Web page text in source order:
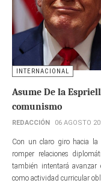
INTERNACIONAL
Asume De la
comunismo
REDACCIÓN 06 AGOSTO
Con un claro giro hacia la
romper relaciones
también intentará
como actividad curricular